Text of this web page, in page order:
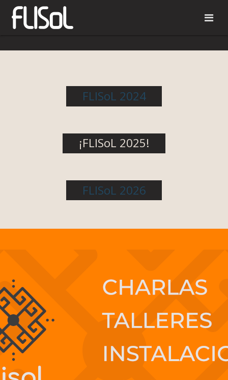
FLISoL 2024
¡FLISoL 2025!
FLISoL 2026